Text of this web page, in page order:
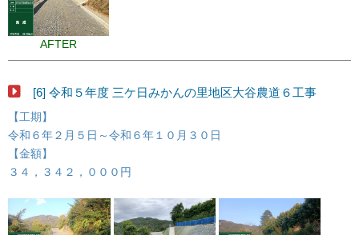
AFTER
[6] 令和５年度 三ケ日みかんの里地区大谷農道６工事
【工期】
令和６年２月５日～令和６年１０月３０日
【金額】
３４，３４２，０００円